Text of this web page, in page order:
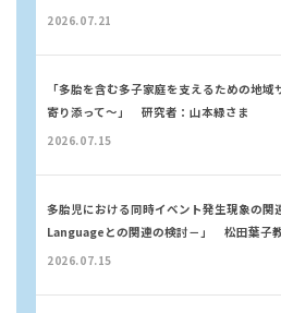
2026.07.21
「多胎を含む多子家庭を支えるための地
寄り添って～」 研究者：山本緑さま
2026.07.15
多胎児における同時イベント発生現象の
Languageとの関連の検討－」 松田葉子
2026.07.15